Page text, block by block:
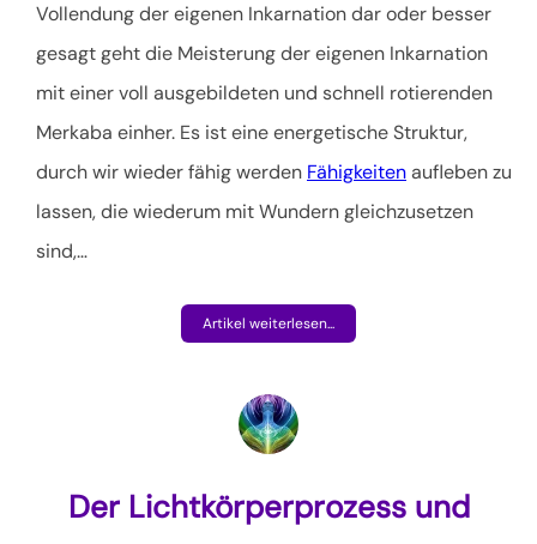
Vollendung der eigenen Inkarnation dar oder besser
gesagt geht die Meisterung der eigenen Inkarnation
mit einer voll ausgebildeten und schnell rotierenden
Merkaba einher. Es ist eine energetische Struktur,
durch wir wieder fähig werden Fähigkeitenaufleben zu
lassen, die wiederum mit Wundern gleichzusetzen
sind,…
Artikel weiterlesen...
Der Lichtkörperprozess und